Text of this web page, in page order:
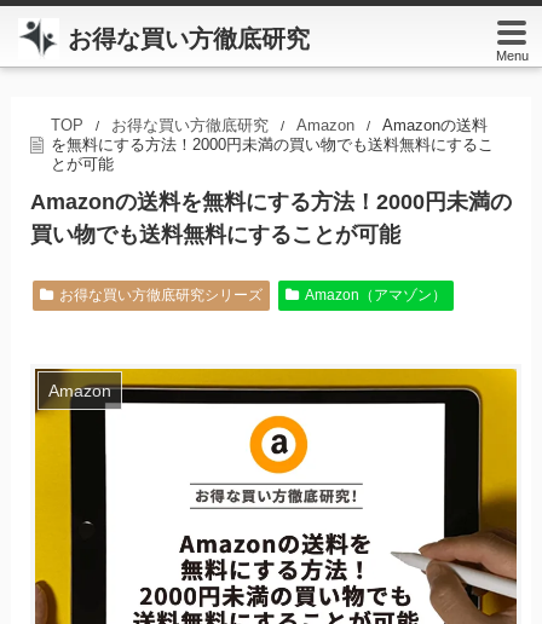
お得な買い方徹底研究
Menu
TOP / お得な買い方徹底研究 / Amazon /
Amazonの送料
を無料にする方法！2000円未満の買い物でも送料無料にするこ
とが可能
Amazonの送料を無料にする方法！2000円未満の
買い物でも送料無料にすることが可能
お得な買い方徹底研究シリーズ Amazon（アマゾン）
Amazon